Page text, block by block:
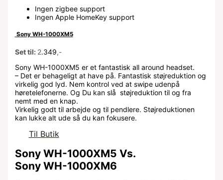
Ingen zigbee support
Ingen Apple HomeKey support
Sony WH-1000XM5
Set til: 2.349,-
Sony WH-1000XM5 er et fantastisk all around headset.
– Det er behageligt at have på. Fantastisk støjreduktion og
virkelig god lyd. Nem kontrol ved at swipe udenpå
høretelefonerne. Og Du kan slå støjreduktion til og fra
nemt med en knap.
Virkelig godt til arbejde og til pendlere. Støjreduktionen
kan lukke alt ude så du kan fokusere.
Til Butik
Sony WH-1000XM5 Vs.
Sony WH-1000XM6